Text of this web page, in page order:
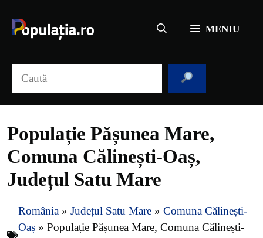
conținut
MENIU
Populație Pășunea Mare,
Comuna Călinești-Oaș,
Județul Satu Mare
România » Județul Satu Mare » Comuna Călinești-
Oaș » Populație Pășunea Mare, Comuna Călinești-